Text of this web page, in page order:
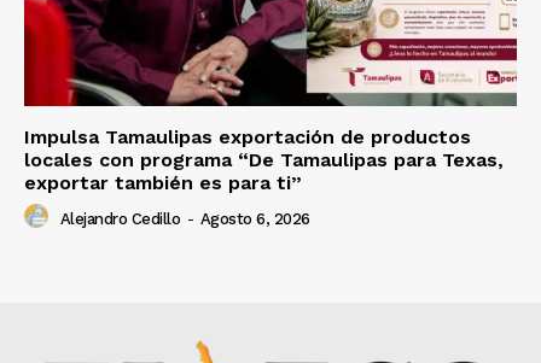
Impulsa Tamaulipas exportación de productos
locales con programa “De Tamaulipas para Texas,
exportar también es para ti”
Alejandro Cedillo - Agosto 6, 2026